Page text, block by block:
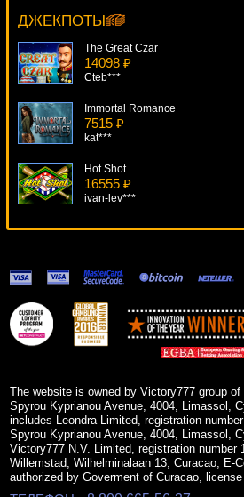
ДЖЕКПОТЫivan-lev***
The Great Czar
14098 ₽
Cteb***
Immortal Romance
7515 ₽
kat***
Hot Shot
16555 ₽
ivan-lev***
Machupicchu
13441 ₽
alex***
Mugshot Madness
The website is owned by Victory777 group
Spyrou Kyprianou Avenue, 4004, Limassol,
includes Leondra Limited, registration
Spyrou Kyprianou Avenue, 4004, Limassol,
Victory777 N.V. Limited, registration number
Willemstad, Wilhelminalaan 13, Curacao, E-
authorized by Goverment of Curacao,